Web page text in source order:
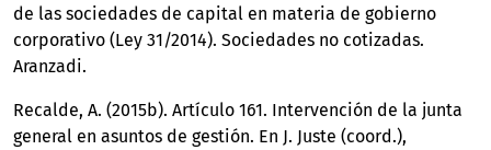
de las sociedades de capital en materia de gobierno
corporativo (Ley 31/2014). Sociedades no cotizadas.
Aranzadi.
Recalde, A. (2015b). Artículo 161. Intervención de la junta
general en asuntos de gestión. En J. Juste (coord.),